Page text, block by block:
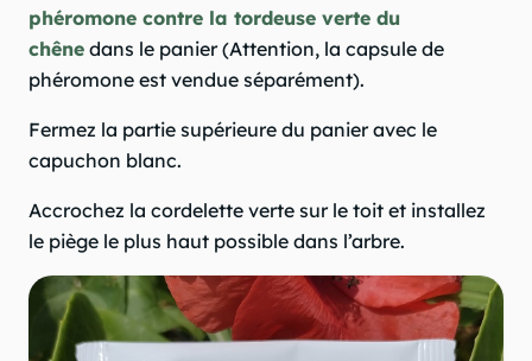
phéromone contre la tordeuse verte du
chêne dans le panier (Attention, la capsule de
phéromone est vendue séparément).
Fermez la partie supérieure du panier avec le
capuchon blanc.
Accrochez la cordelette verte sur le toit et installez
le piège le plus haut possible dans l’arbre.